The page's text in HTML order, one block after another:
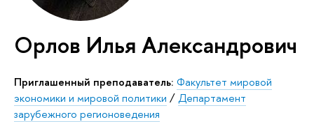
Орлов Илья Александрович
Приглашенный преподаватель: Факультет мировой
экономики и мировой политики /Департамент
зарубежного регионоведения